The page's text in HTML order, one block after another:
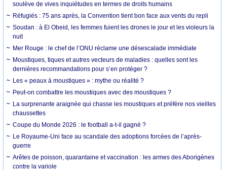
soulève de vives inquiétudes en termes de droits humains
Réfugiés : 75 ans après, la Convention tient bon face aux vents du repli
Soudan : à El Obeid, les femmes fuient les drones le jour et les violeurs la
nuit
Mer Rouge : le chef de l’ONU réclame une désescalade immédiate
Moustiques, tiques et autres vecteurs de maladies : quelles sont les
dernières recommandations pour s’en protéger ?
Les « peaux à moustiques » : mythe ou réalité ?
Peut-on combattre les moustiques avec des moustiques ?
La surprenante araignée qui chasse les moustiques et préfère nos vieilles
chaussettes
Coupe du Monde 2026 : le football a-t-il gagné ?
Le Royaume-Uni face au scandale des adoptions forcées de l’après-
guerre
Arêtes de poisson, quarantaine et vaccination : les armes des Aborigènes
contre la variole